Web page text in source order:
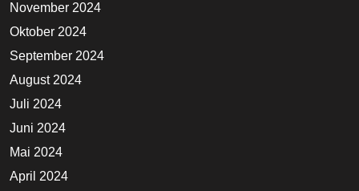
November 2024
Oktober 2024
September 2024
August 2024
Juli 2024
Juni 2024
Mai 2024
April 2024